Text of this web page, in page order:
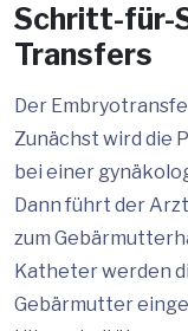
Schritt-für-
Transfers
Der
Zunächst wird die
bei einer
Dann führt der
zum
Katheter werden
Gebärmutter